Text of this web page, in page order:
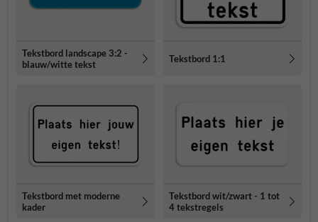
Tekstbord landscape 3:2 -
blauw/witte tekst
Tekstbord 1:1
Tekstbord met moderne
kader
Tekstbord wit/zwart - 1 tot
4 tekstregels